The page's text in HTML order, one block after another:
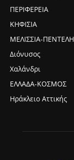
ΠΕΡΙΦΕΡΕΙΑ
ΚΗΦΙΣΙΑ
ΜΕΛΙΣΣΙΑ-ΠΕΝΤΕΛΗ
Διόνυσος
Χαλάνδρι
ΕΛΛΑΔΑ-ΚΟΣΜΟΣ
Ηράκλειο Αττικής